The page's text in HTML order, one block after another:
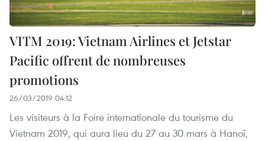
VITM 2019: Vietnam Airlines et Jetstar
Pacific offrent de nombreuses
promotions
26/03/2019 04:12
Les visiteurs à la Foire internationale du tourisme du
Vietnam 2019, qui aura lieu du 27 au 30 mars à Hanoï,